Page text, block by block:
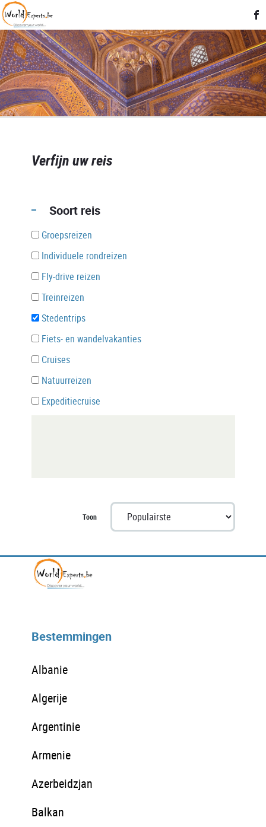
Verfijn uw reis
Soort reis
Groepsreizen
Individuele rondreizen
Fly-drive reizen
Treinreizen
Stedentrips
Fiets- en wandelvakanties
Cruises
Natuurreizen
Expeditiecruise
Toon
Bestemmingen
Albanie
Algerije
Argentinie
Armenie
Azerbeidzjan
Balkan